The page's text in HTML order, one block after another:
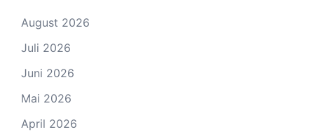
August 2026
Juli 2026
Juni 2026
Mai 2026
April 2026